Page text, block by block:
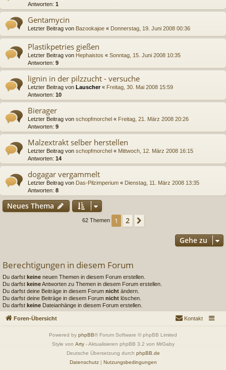
Antworten: 1
Gentamycin
Letzter Beitrag von Bazookajoe « Donnerstag, 19. Juni 2008 00:36
Plastikpetries gießen
Letzter Beitrag von Hephaistos « Sonntag, 15. Juni 2008 10:35
Antworten: 9
lignin in der pilzzucht - versuche
Letzter Beitrag von Lauscher« Freitag, 30. Mai 2008 15:59
Antworten: 10
Bierager
Letzter Beitrag von schopfmorchel « Freitag, 21. März 2008 20:26
Antworten: 9
Malzextrakt selber herstellen
Letzter Beitrag von schopfmorchel « Mittwoch, 12. März 2008 16:15
Antworten: 14
dogagar vergammelt
Letzter Beitrag von Das-Pilzimperium « Dienstag, 11. März 2008 13:35
Antworten: 8
Neues Thema
62 Themen 1 2
Gehe zu
Berechtigungen in diesem Forum
Du darfst keine neuen Themen in diesem Forum erstellen.
Du darfst keineAntworten zu Themen in diesem Forum erstellen.
Du darfst deine Beiträge in diesem Forum nicht ändern.
Du darfst deine Beiträge in diesem Forum nicht löschen.
Du darfst keine Dateianhänge in diesem Forum erstellen.
Foren-Übersicht Kontakt
Powered by phpBB® Forum Software © phpBB Limited
Style von Arty- Aktualisieren phpBB 3.2 von MrGaby
Deutsche Übersetzung durch phpBB.de
Datenschutz| Nutzungsbedingungen